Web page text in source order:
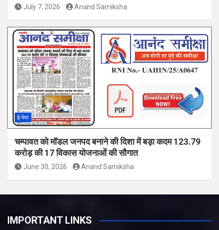
July 7, 2026 Anand Samiksha
ई-पेपर
चम्पावत को मॉडल जनपद बनाने की दिशा में बड़ा कदम 123.79
करोड़ की 17 विकास योजनाओं की सौगात
June 30, 2026 Anand Samiksha
IMPORTANT LINKS